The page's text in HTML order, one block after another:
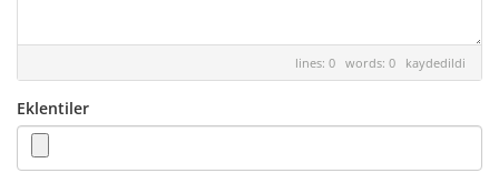
lines: 0 words: 0 kaydedildi
Eklentiler